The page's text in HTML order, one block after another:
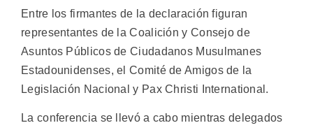
Entre los firmantes de la declaración figuran
representantes de la Coalición y Consejo de
Asuntos Públicos de Ciudadanos Musulmanes
Estadounidenses, el Comité de Amigos de la
Legislación Nacional y Pax Christi International.
La conferencia se llevó a cabo mientras delegados